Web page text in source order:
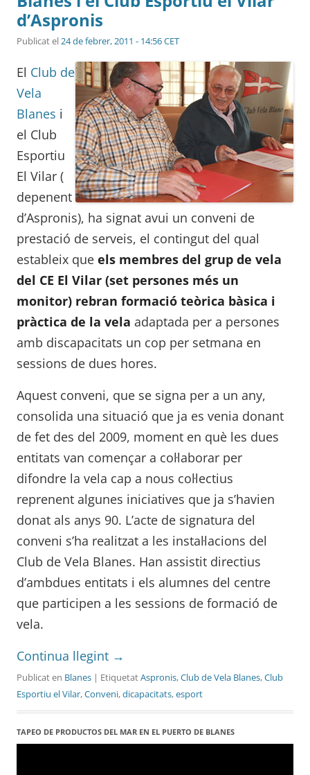
d’Aspronis
Publicat el24 de febrer, 2011 - 14:56 CET
El Club de
Vela
Blanes i
el Club
Esportiu
El Vilar (
depenent
d’Aspronis), ha signat avui un conveni de
prestació de serveis, el contingut del qual
estableix que els membres del grup de vela
del CE El Vilar (set persones més un
monitor) rebran formació teòrica bàsica i
pràctica de la vela adaptada per a persones
amb discapacitats un cop per setmana en
sessions de dues hores.
Aquest conveni, que se signa per a un any,
consolida una situació que ja es venia donant
de fet des del 2009, moment en què les dues
entitats van començar a col·laborar per
difondre la vela cap a nous col·lectius
reprenent algunes iniciatives que ja s’havien
donat als anys 90. L’acte de signatura del
conveni s’ha realitzat a les instal·lacions del
Club de Vela Blanes. Han assistit directius
d’ambdues entitats i els alumnes del centre
que participen a les sessions de formació de
vela.
Continua llegint →
Publicat en Blanes | EtiquetatAspronis,Club de Vela Blanes,Club
Esportiu el Vilar,Conveni,dicapacitats,esport
TAPEO DE PRODUCTOS DEL MAR EN EL PUERTO DE BLANES
Reproductor